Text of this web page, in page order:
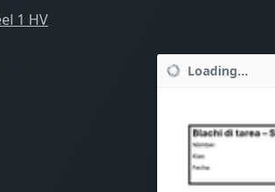
1 HV
Loading...